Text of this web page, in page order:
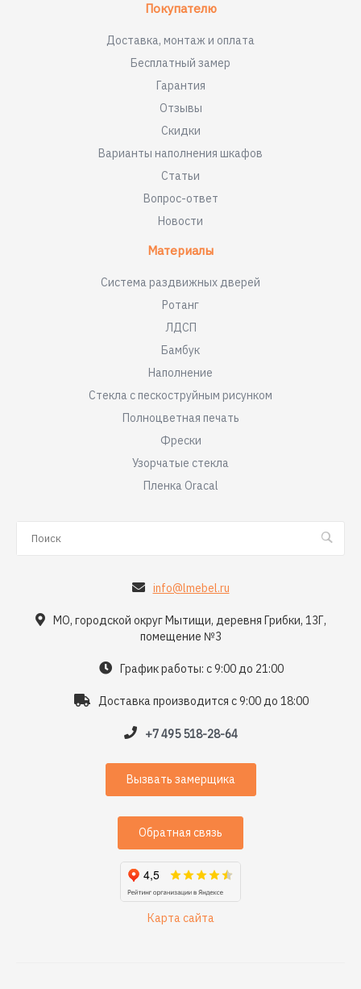
Покупателю
Доставка, монтаж и оплата
Бесплатный замер
Гарантия
Отзывы
Скидки
Варианты наполнения шкафов
Статьи
Вопрос-ответ
Новости
Материалы
Система раздвижных дверей
Ротанг
ЛДСП
Бамбук
Наполнение
Стекла с пескоструйным рисунком
Полноцветная печать
Фрески
Узорчатые стекла
Пленка Oracal
info@lmebel.ru
МО, городской округ Мытищи, деревня Грибки, 13Г,
помещение №3
График работы: с 9:00 до 21:00
Доставка производится с 9:00 до 18:00
+7 495 518-28-64
Вызвать замерщика
Обратная связь
Карта сайта